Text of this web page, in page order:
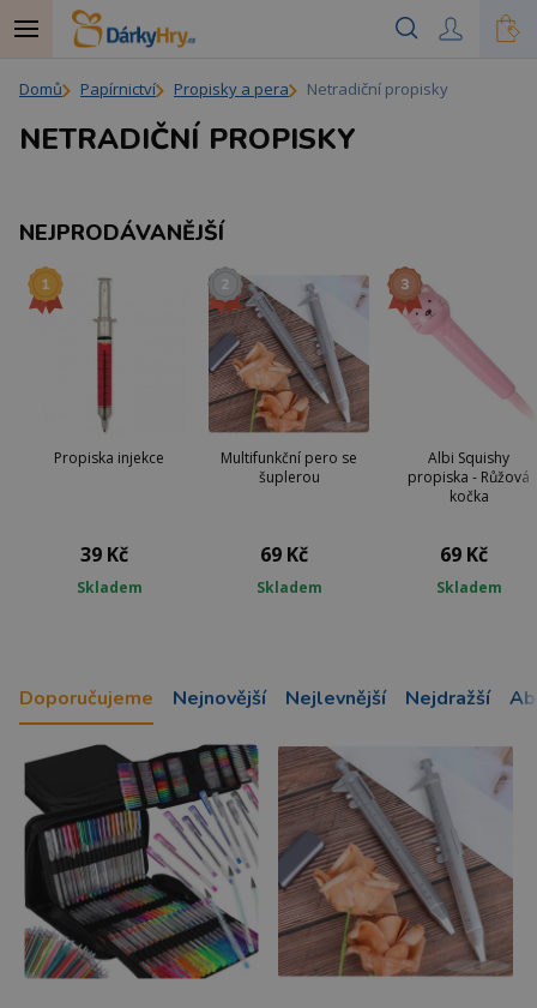
Domů Papírnictví Propisky a pera Netradiční propisky
NETRADIČNÍ PROPISKY
NEJPRODÁVANĚJŠÍ
Propiska injekce
39 Kč
Skladem
Multifunkční pero se
šuplerou
69 Kč
Skladem
Albi Squishy
propiska - Růžová
kočka
69 Kč
Skladem
Doporučujeme Nejnovější Nejlevnější Nejdražší